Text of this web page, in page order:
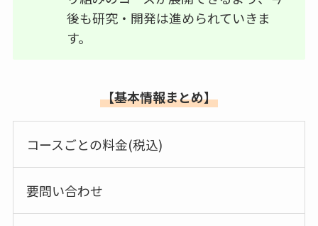
後も研究・開発は進められていきま
す。
【基本情報まとめ】
コースごとの料金(税込)
要問い合わせ